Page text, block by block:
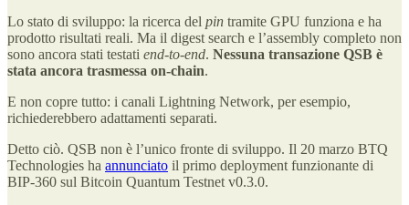
Lo stato di sviluppo: la ricerca del pin tramite GPU funziona e ha
prodotto risultati reali. Ma il digest search e l’assembly completo non
sono ancora stati testati end-to-end. Nessuna transazione QSB è
stata ancora trasmessa on-chain.
E non copre tutto: i canali Lightning Network, per esempio,
richiederebbero adattamenti separati.
Detto ciò. QSB non è l’unico fronte di sviluppo. Il 20 marzo BTQ
Technologies ha annunciato il primo deployment funzionante di
BIP-360 sul Bitcoin Quantum Testnet v0.3.0.